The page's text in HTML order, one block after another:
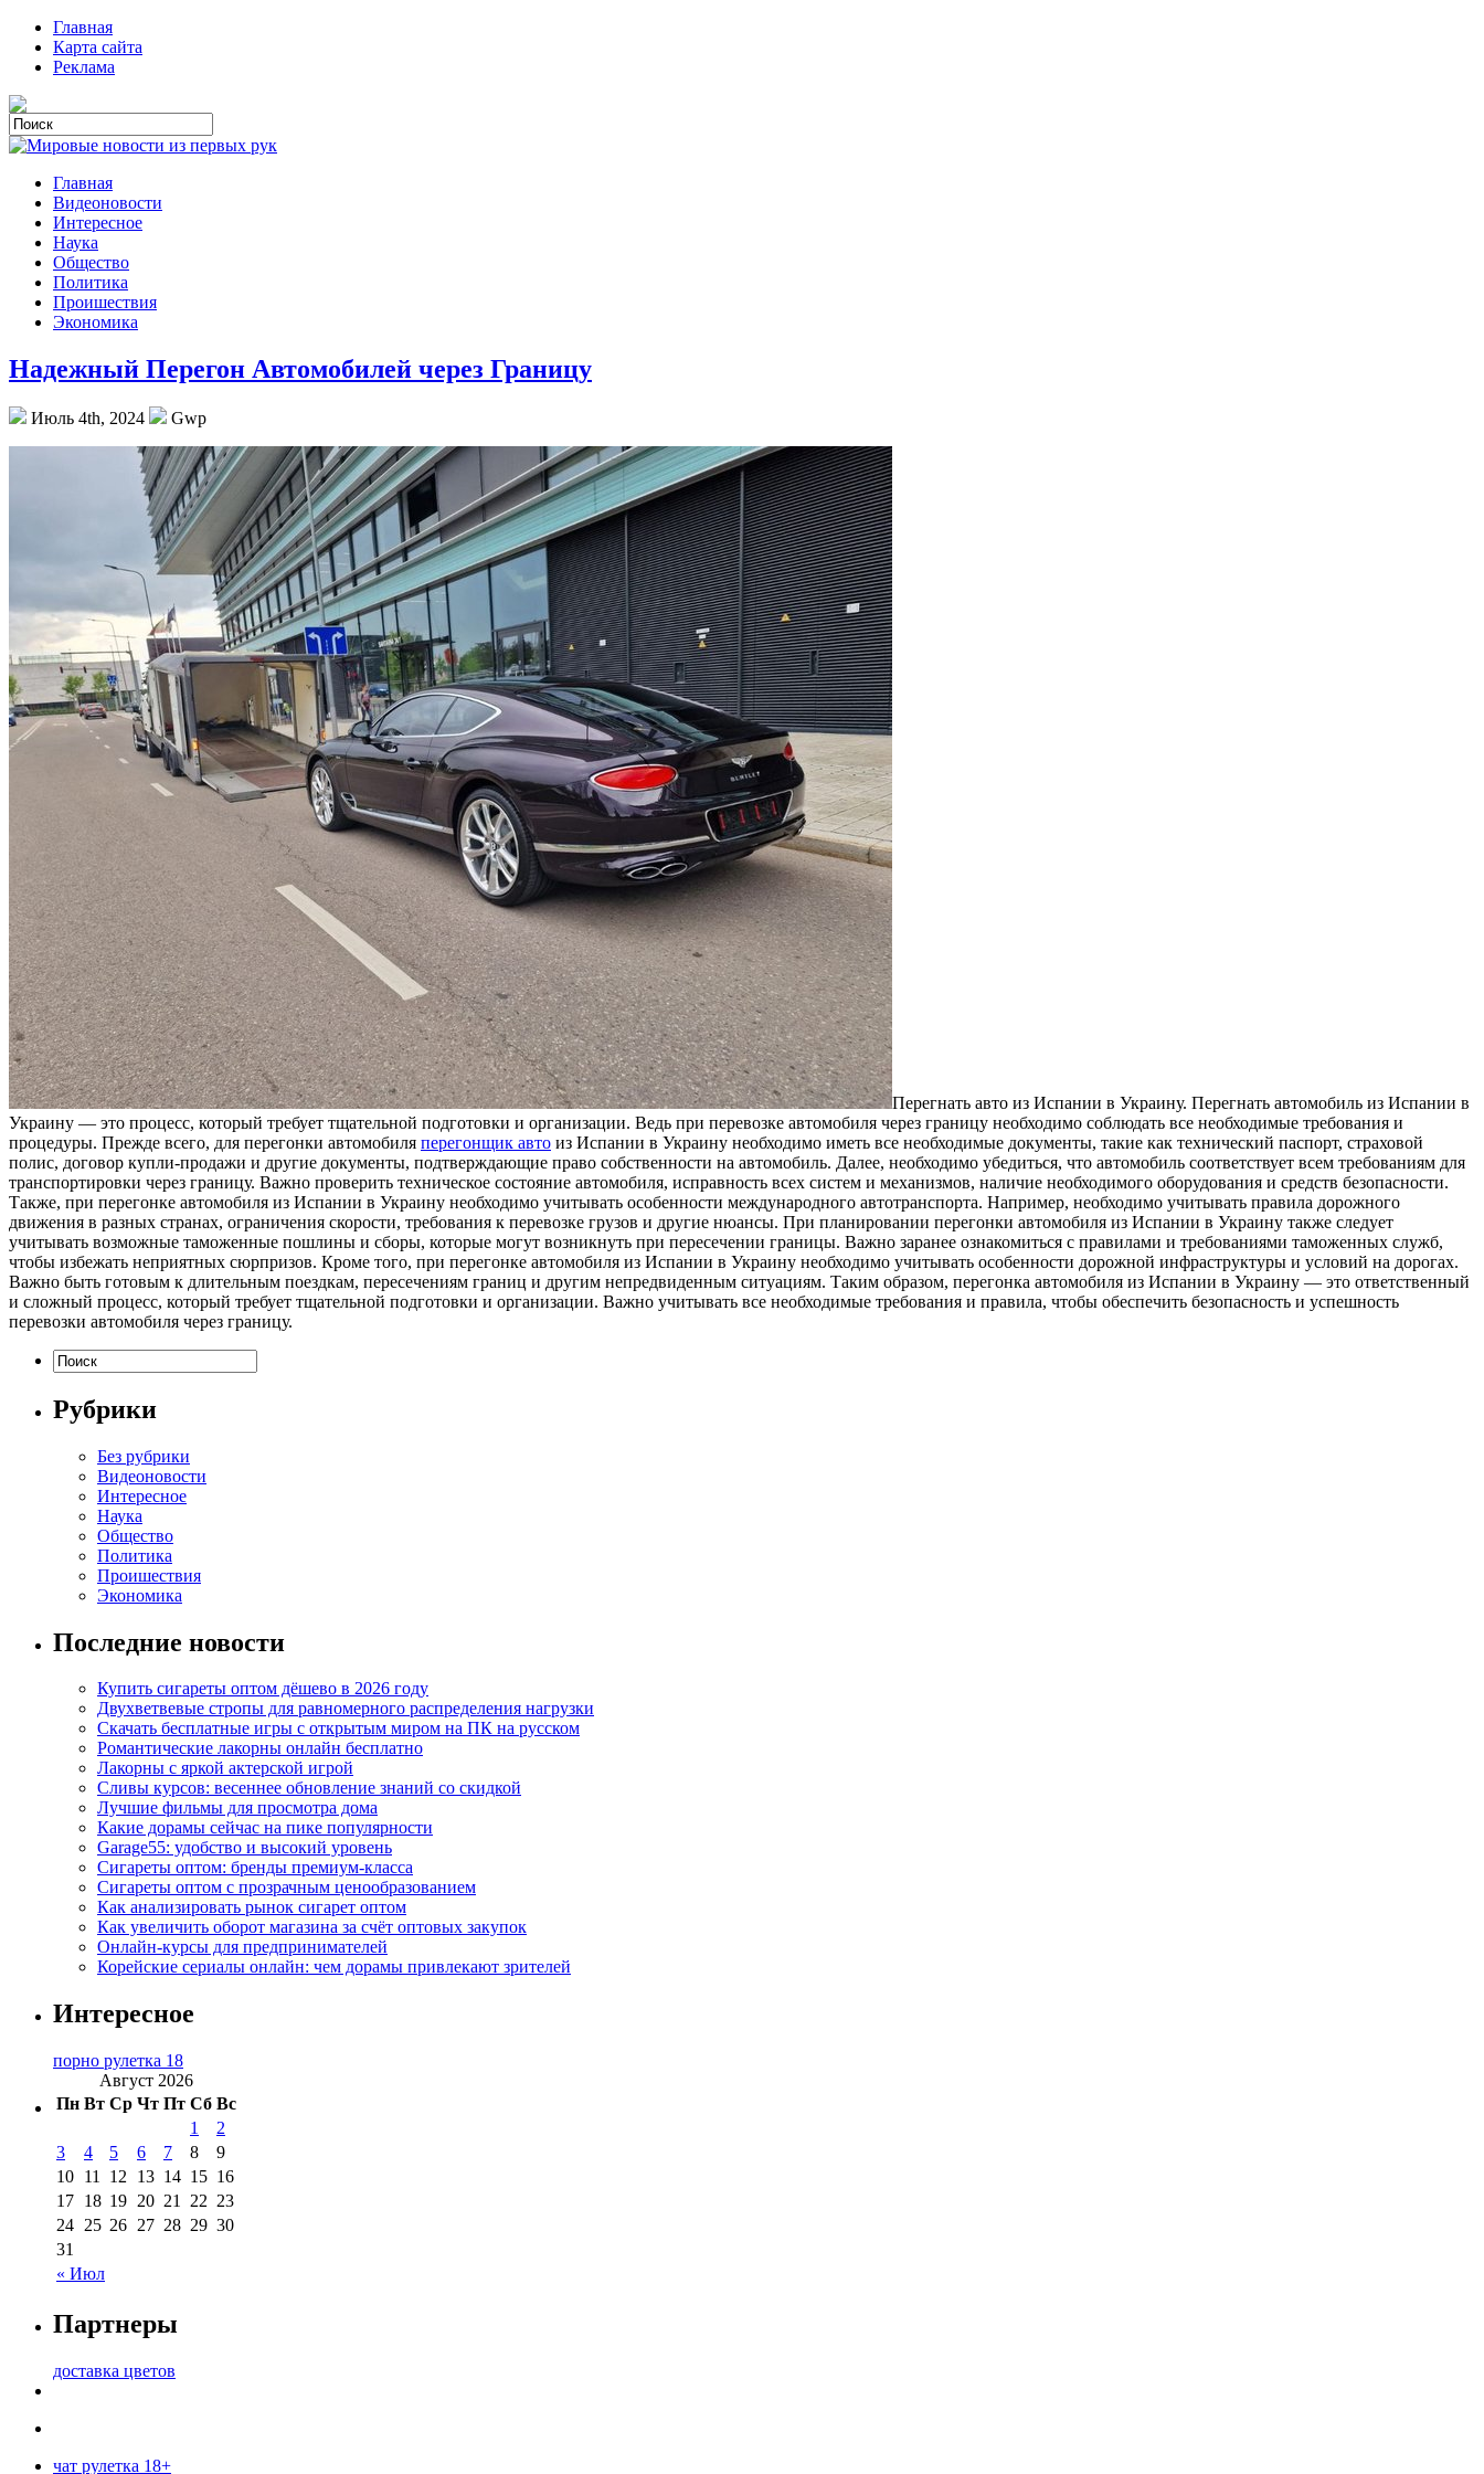
Главная
Карта сайта
Реклама
Главная
Видеоновости
Интересное
Наука
Общество
Политика
Проишествия
Экономика
Надежный Перегон Автомобилей через Границу
Июль 4th, 2024 Gwp
Пeрeгнaть aвтo из Испании в Украину. Перегнать автомобиль из Испании в
Украину — это процесс, который требует тщательной подготовки и организации. Ведь при перевозке автомобиля через границу необходимо соблюдать все необходимые требования и
процедуры. Прежде всего, для перегонки автомобиля перегонщик авто из Испании в Украину необходимо иметь все необходимые документы, такие как технический паспорт, страховой
полис, договор купли-продажи и другие документы, подтверждающие право собственности на автомобиль. Далее, необходимо убедиться, что автомобиль соответствует всем требованиям для
транспортировки через границу. Важно проверить техническое состояние автомобиля, исправность всех систем и механизмов, наличие необходимого оборудования и средств безопасности.
Также, при перегонке автомобиля из Испании в Украину необходимо учитывать особенности международного автотранспорта. Например, необходимо учитывать правила дорожного
движения в разных странах, ограничения скорости, требования к перевозке грузов и другие нюансы. При планировании перегонки автомобиля из Испании в Украину также следует
учитывать возможные таможенные пошлины и сборы, которые могут возникнуть при пересечении границы. Важно заранее ознакомиться с правилами и требованиями таможенных служб,
чтобы избежать неприятных сюрпризов. Кроме того, при перегонке автомобиля из Испании в Украину необходимо учитывать особенности дорожной инфраструктуры и условий на дорогах.
Важно быть готовым к длительным поездкам, пересечениям границ и другим непредвиденным ситуациям. Таким образом, перегонка автомобиля из Испании в Украину — это ответственный
и сложный процесс, который требует тщательной подготовки и организации. Важно учитывать все необходимые требования и правила, чтобы обеспечить безопасность и успешность
перевозки автомобиля через границу.
Рубрики
Без рубрики
Видеоновости
Интересное
Наука
Общество
Политика
Проишествия
Экономика
Последние новости
Купить сигареты оптом дёшево в 2026 году
Двухветвевые стропы для равномерного распределения нагрузки
Скачать бесплатные игры с открытым миром на ПК на русском
Романтические лакорны онлайн бесплатно
Лакорны с яркой актерской игрой
Сливы курсов: весеннее обновление знаний со скидкой
Лучшие фильмы для просмотра дома
Какие дорамы сейчас на пике популярности
Garage55: удобство и высокий уровень
Сигареты оптом: бренды премиум-класса
Сигареты оптом с прозрачным ценообразованием
Как анализировать рынок сигарет оптом
Как увеличить оборот магазина за счёт оптовых закупок
Онлайн-курсы для предпринимателей
Корейские сериалы онлайн: чем дорамы привлекают зрителей
Интересное
порно рулетка 18
Август 2026
Пн Вт Ср Чт Пт Сб Вс
« Июл
1
2
3
4 5 6 7 8
9
10 11 12 13 14 15 16
17 18 19 20 21 22 23
24 25 26 27 28 29 30
31
Партнеры
доставка цветов
чат рулетка 18+